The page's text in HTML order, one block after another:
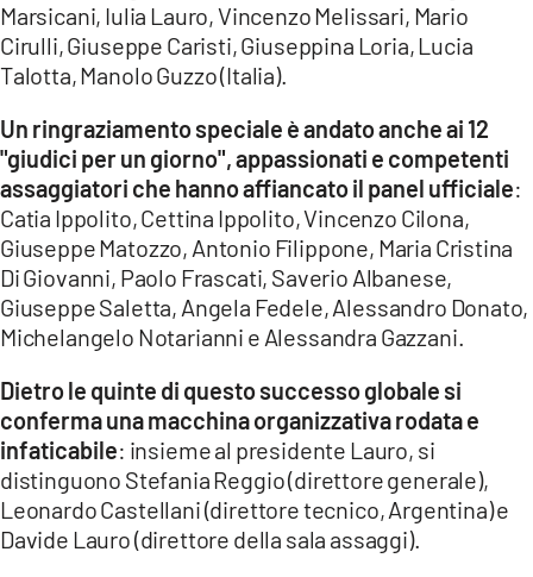
Marsicani, Iulia Lauro, Vincenzo Melissari, Mario
Cirulli, Giuseppe Caristi, Giuseppina Loria, Lucia
Talotta, Manolo Guzzo (Italia).
Un ringraziamento speciale è andato anche ai 12
"giudici per un giorno", appassionati e competenti
assaggiatori che hanno affiancato il panel ufficiale:
Catia Ippolito, Cettina Ippolito, Vincenzo Cilona,
Giuseppe Matozzo, Antonio Filippone, Maria Cristina
Di Giovanni, Paolo Frascati, Saverio Albanese,
Giuseppe Saletta, Angela Fedele, Alessandro Donato,
Michelangelo Notarianni e Alessandra Gazzani.
Dietro le quinte di questo successo globale si
conferma una macchina organizzativa rodata e
infaticabile: insieme al presidente Lauro, si
distinguono Stefania Reggio (direttore generale),
Leonardo Castellani (direttore tecnico, Argentina) e
Davide Lauro (direttore della sala assaggi).